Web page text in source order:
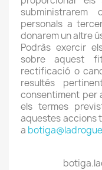
personals a
donarem un altre
Podràs exercir
sobre aquest
rectificació o
resultés
consentiment per
els termes
aquestes accions
a